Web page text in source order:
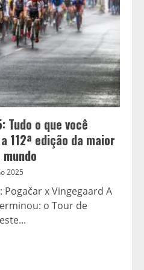
Tudo o que você
112ª edição da maior
2025
x Vingegaard A
o Tour de